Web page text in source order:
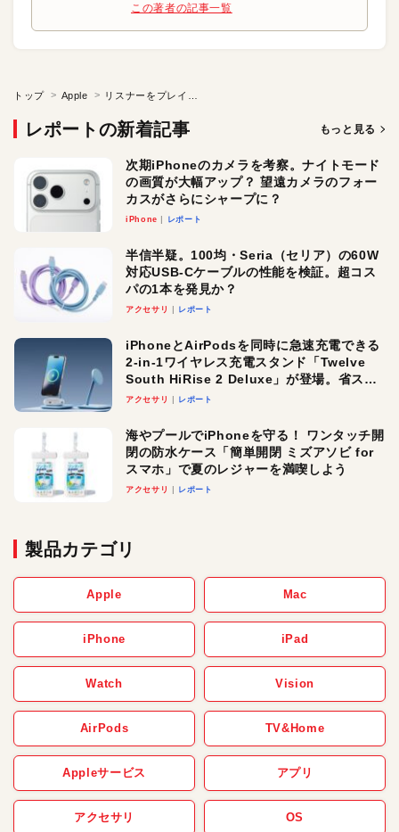
この著者の記事一覧
トップ Apple
レポートの新着記事 もっと見る
次期iPhoneのカメラを考察。ナイトモード
の画質が大幅アップ？ 望遠カメラのフォー
カスがさらにシャープに？
iPhone レポート
半信半疑。100均・Seria（セリア）の60W
対応USB-Cケーブルの性能を検証。超コス
パの1本を発見か？
アクセサリ レポート
iPhoneとAirPodsを同時に急速充電できる
2-in-1ワイヤレス充電スタンド「Twelve
South HiRise 2 Deluxe」が登場。省スペ
ースでおしゃれに充電したい人にオスス
アクセサリ レポート
海やプールでiPhoneを守る！ ワンタッチ開
閉の防水ケース「簡単開閉 ミズアソビ for
スマホ」で夏のレジャーを満喫しよう
アクセサリ レポート
製品カテゴリ
Apple Mac
iPhone iPad
Watch Vision
AirPods TV&Home
Appleサービス アプリ
アクセサリ OS